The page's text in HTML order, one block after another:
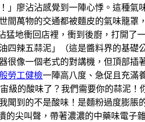
廖沾沾感覺到一陣心悸。這種氣
間萬物的交通都被麵皮的氣味籠罩
地衝回店裡，衝到後廚，打開了
四辣五蒜泥」（這是醬料界的基礎
像一個老式的對講機，但頂部插
勞工健檢一陣高八度、急促且充滿
級的酸味了？我們需要你的蒜泥！
聞到的不是酸味！是麵粉過度膨脹
尖叫聲，帶著濃濃的中藥味電子